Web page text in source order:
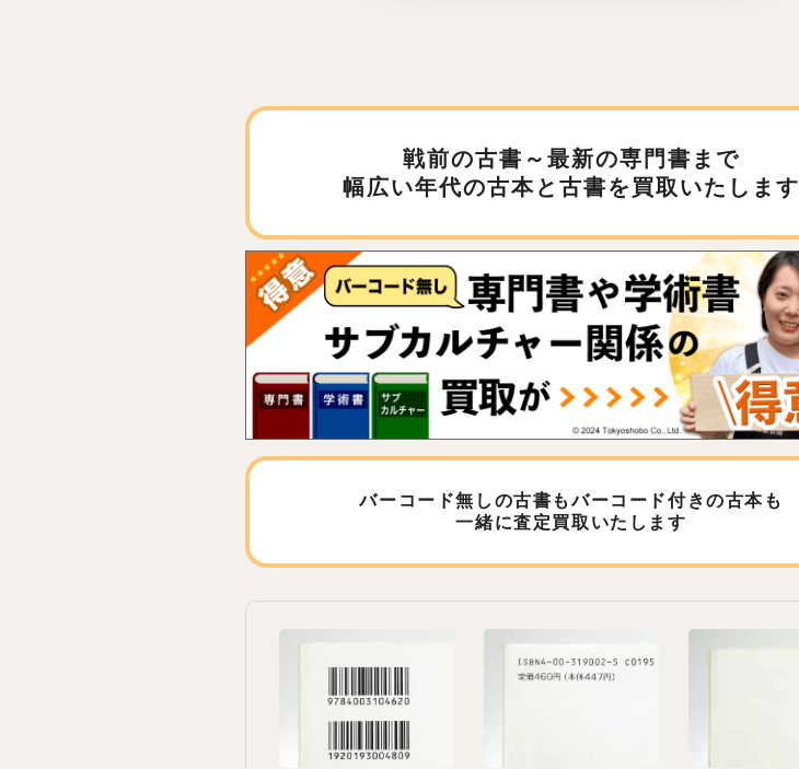
戦前の古書～最新の専門書まで
幅広い年代の古本と古書を買取いたします
バーコード無しの古書もバーコード付きの古本も
一緒に査定買取いたします